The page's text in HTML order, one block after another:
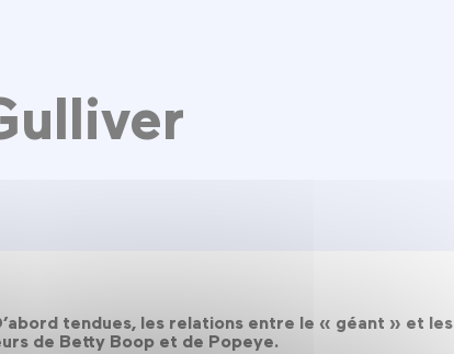
tendues, les relations entre le « géant » et les
de Betty Boop et de Popeye.